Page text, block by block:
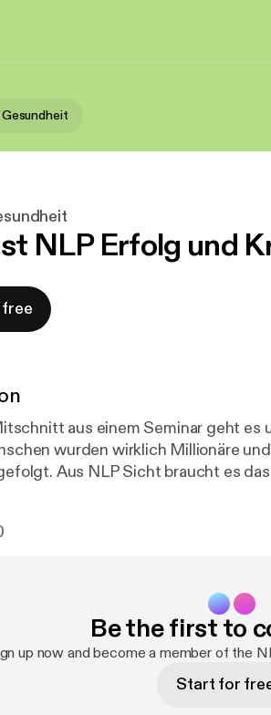
Gesundheit
NLP Erfolg und
aus einem Seminar geht es
wurden wirklich Millionäre
Aus NLP Sicht braucht es
Be the first to
up now and become a member of the
Start for